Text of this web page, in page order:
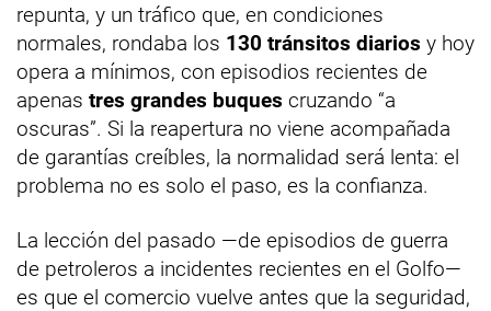
repunta, y un tráfico que, en condiciones
normales, rondaba los 130 tránsitos diarios y hoy
opera a mínimos, con episodios recientes de
apenas tres grandes buques cruzando “a
oscuras”. Si la reapertura no viene acompañada
de garantías creíbles, la normalidad será lenta: el
problema no es solo el paso, es la confianza.
La lección del pasado —de episodios de guerra
de petroleros a incidentes recientes en el Golfo—
es que el comercio vuelve antes que la seguridad,